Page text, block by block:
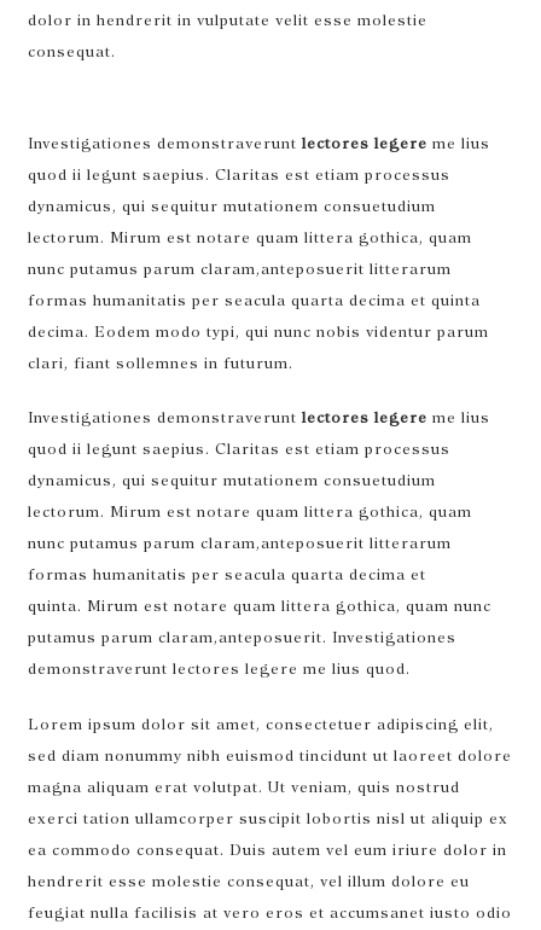
dolor in hendrerit in vulputate velit esse molestie
consequat.
Investigationes demonstraverunt lectores legere me lius
quod ii legunt saepius. Claritas est etiam processus
dynamicus, qui sequitur mutationem consuetudium
lectorum. Mirum est notare quam littera gothica, quam
nunc putamus parum claram,anteposuerit litterarum
formas humanitatis per seacula quarta decima et quinta
decima. Eodem modo typi, qui nunc nobis videntur parum
clari, fiant sollemnes in futurum.
Investigationes demonstraverunt lectores legere me lius
quod ii legunt saepius. Claritas est etiam processus
dynamicus, qui sequitur mutationem consuetudium
lectorum. Mirum est notare quam littera gothica, quam
nunc putamus parum claram,anteposuerit litterarum
formas humanitatis per seacula quarta decima et
quinta. Mirum est notare quam littera gothica, quam nunc
putamus parum claram,anteposuerit. Investigationes
demonstraverunt lectores legere me lius quod.
Lorem ipsum dolor sit amet, consectetuer adipiscing elit,
sed diam nonummy nibh euismod tincidunt ut laoreet dolore
magna aliquam erat volutpat. Ut veniam, quis nostrud
exerci tation ullamcorper suscipit lobortis nisl ut aliquip ex
ea commodo consequat. Duis autem vel eum iriure dolor in
hendrerit esse molestie consequat, vel illum dolore eu
feugiat nulla facilisis at vero eros et accumsanet iusto odio